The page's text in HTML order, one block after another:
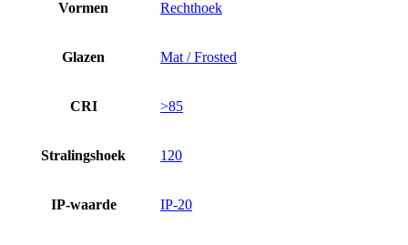
Vormen Rechthoek
Glazen Mat / Frosted
CRI >85
Stralingshoek 120
IP-waarde IP-20